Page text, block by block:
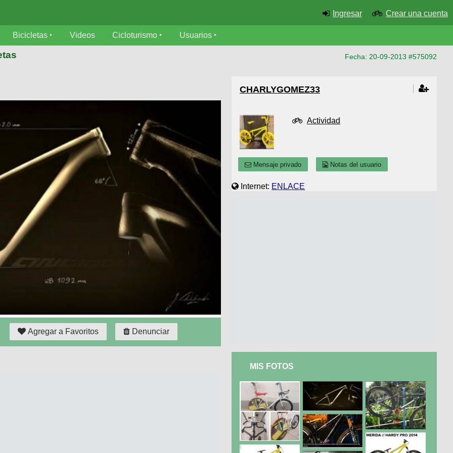
Ingresar Crear una cuenta
Bicicletas Videos Cicloturismo Usuarios
Fecha: 20-09-2013 #575092
Agregar a Favoritos Denunciar
CHARLYGOMEZ33
Actividad
Mensaje privado Notas del usuario
Internet: ENLACE
MIS FOTOS